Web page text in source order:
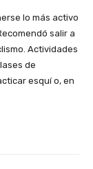
lo más activo
salir a
Actividades
de
esquí o, en